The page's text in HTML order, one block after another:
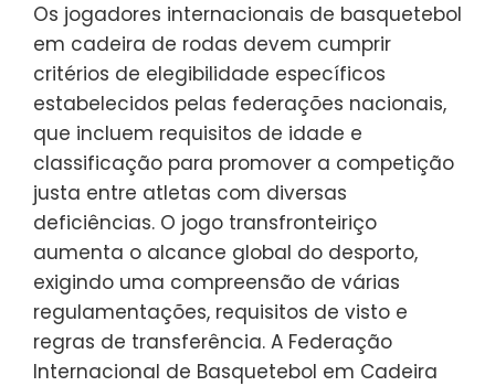
Os jogadores internacionais de basquetebol
em cadeira de rodas devem cumprir
critérios de elegibilidade específicos
estabelecidos pelas federações nacionais,
que incluem requisitos de idade e
classificação para promover a competição
justa entre atletas com diversas
deficiências. O jogo transfronteiriço
aumenta o alcance global do desporto,
exigindo uma compreensão de várias
regulamentações, requisitos de visto e
regras de transferência. A Federação
Internacional de Basquetebol em Cadeira